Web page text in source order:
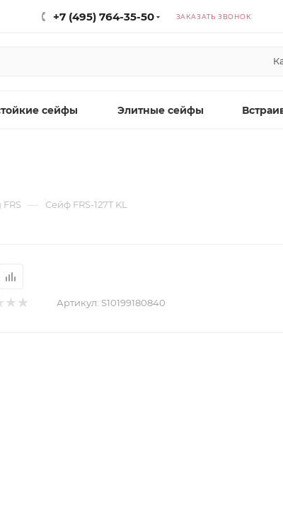
+7 (495) 764-35-50 ЗАКАЗАТЬ ЗВОНОК
сейфы Элитные сейфы
— Сейф FRS-127T KL
Артикул: S10199180840